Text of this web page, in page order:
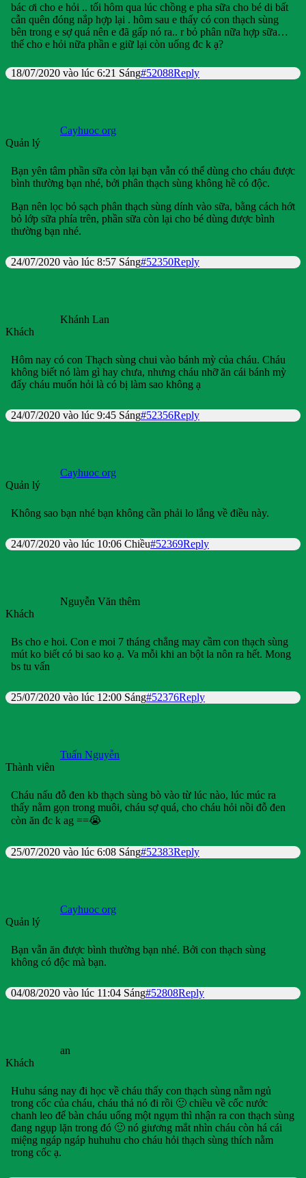
bác ơi cho e hỏi .. tối hôm qua lúc chồng e pha sữa cho bé di bất
cẫn quên đóng nắp hợp lại . hôm sau e thấy có con thạch sùng
bên trong e sợ quá nên e đã gấp nó ra.. r bỏ phân nữa hợp sữa…
thế cho e hỏi nữa phần e giữ lại còn uống đc k ạ?
18/07/2020 vào lúc 6:21 Sáng#52088Reply
Cayhuoc org
Quản lý
Bạn yên tâm phần sữa còn lại bạn vẫn có thể dùng cho cháu được
bình thường bạn nhé, bởi phân thạch sùng không hề có độc.
Bạn nên lọc bỏ sạch phân thạch sùng dính vào sữa, bằng cách hớt
bỏ lớp sữa phía trên, phần sữa còn lại cho bé dùng được bình
thường bạn nhé.
24/07/2020 vào lúc 8:57 Sáng#52350Reply
Khánh Lan
Khách
Hôm nay có con Thạch sùng chui vào bánh mỳ của cháu. Cháu
không biết nó làm gì hay chưa, nhưng cháu nhỡ ăn cái bánh mỳ
đấy cháu muốn hỏi là có bị làm sao không ạ
24/07/2020 vào lúc 9:45 Sáng#52356Reply
Cayhuoc org
Quản lý
Không sao bạn nhé bạn không cần phải lo lắng về điều này.
24/07/2020 vào lúc 10:06 Chiều#52369Reply
Nguyễn Văn thêm
Khách
Bs cho e hoi. Con e moi 7 tháng chẳng may cầm con thạch sùng
mút ko biết có bi sao ko ạ. Va mỗi khi an bột la nôn ra hết. Mong
bs tu vấn
25/07/2020 vào lúc 12:00 Sáng#52376Reply
Tuấn Nguyễn
Thành viên
Cháu nấu đỗ đen kb thạch sùng bò vào từ lúc nào, lúc múc ra
thấy nằm gọn trong muôi, cháu sợ quá, cho cháu hỏi nồi đỗ đen
còn ăn đc k ag ==😭
25/07/2020 vào lúc 6:08 Sáng#52383Reply
Cayhuoc org
Quản lý
Bạn vẫn ăn được bình thường bạn nhé. Bởi con thạch sùng
không có độc mà bạn.
04/08/2020 vào lúc 11:04 Sáng#52808Reply
an
Khách
Huhu sáng nay đi học về cháu thấy con thạch sùng nằm ngủ
trong cốc của cháu, cháu thả nó đi rồi 🙂 chiều về cốc nước
chanh leo để bàn cháu uống một ngụm thì nhận ra con thạch sùng
đang ngụp lặn trong đó 🙂 nó giương mắt nhìn cháu còn há cái
miệng ngáp ngáp huhuhu cho cháu hỏi thạch sùng thích nằm
trong cốc ạ.